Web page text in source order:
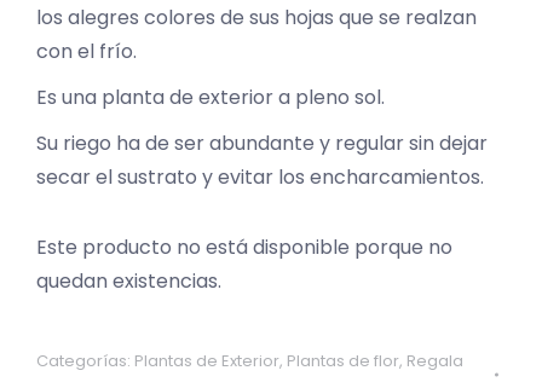
los alegres colores de sus hojas que se realzan
con el frío.
Es una planta de exterior a pleno sol.
Su riego ha de ser abundante y regular sin dejar
secar el sustrato y evitar los encharcamientos.
Este producto no está disponible porque no
quedan existencias.
Categorías: Plantas de Exterior, Plantas de flor, Regala